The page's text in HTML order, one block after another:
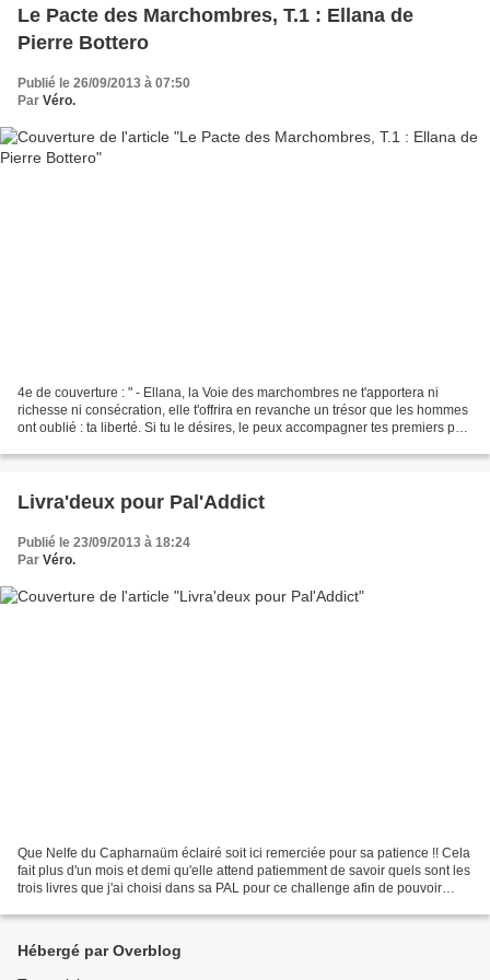
Le Pacte des Marchombres, T.1 : Ellana de
Pierre Bottero
Publié le 26/09/2013 à 07:50
Par Véro.
4e de couverture : " - Ellana, la Voie des marchombres ne t'apportera ni
richesse ni consécration, elle t'offrira en revanche un trésor que les hommes
ont oublié : ta liberté. Si tu le désires, le peux accompagner tes premiers pas.
Livra'deux pour Pal'Addict
Publié le 23/09/2013 à 18:24
Par Véro.
Que Nelfe du Capharnaüm éclairé soit ici remerciée pour sa patience !! Cela
fait plus d'un mois et demi qu'elle attend patiemment de savoir quels sont les
trois livres que j'ai choisi dans sa PAL pour ce challenge afin de pouvoir
Hébergé par Overblog